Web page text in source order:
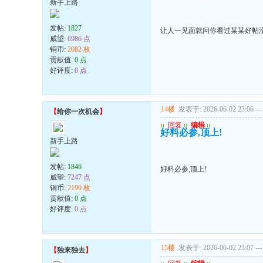
新手上路
发帖: 1827
威望: 6986 点
铜币: 2082 枚
贡献值: 0 点
好评度: 0 点
让人一见面就问你看过某某好帖
【给你一次机会】
新手上路
发帖: 1846
威望: 7247 点
铜币: 2190 枚
贡献值: 0 点
好评度: 0 点
14楼 发表于: 2026-06-02 23:06 ---
u 回复 u 编辑 u
好料必参,顶上!
好料必参,顶上!
【独来独去】 15楼 发表于: 2026-06-02 23:07 ---